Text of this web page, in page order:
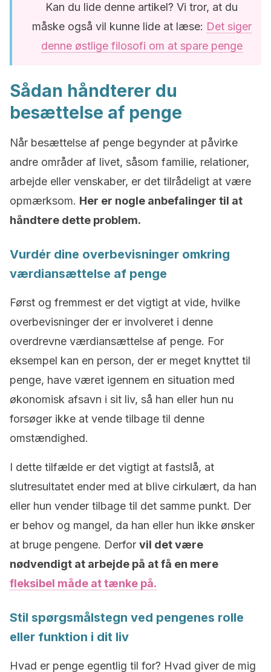
Kan du lide denne artikel? Vi tror, at du
måske også vil kunne lide at læse: Det siger
denne østlige filosofi om at spare penge
Sådan håndterer du
besættelse af penge
Når besættelse af penge begynder at påvirke
andre områder af livet, såsom familie, relationer,
arbejde eller venskaber, er det tilrådeligt at være
opmærksom. Her er nogle anbefalinger til at
håndtere dette problem.
Vurdér dine overbevisninger omkring
værdiansættelse af penge
Først og fremmest er det vigtigt at vide, hvilke
overbevisninger der er involveret i denne
overdrevne værdiansættelse af penge. For
eksempel kan en person, der er meget knyttet til
penge, have været igennem en situation med
økonomisk afsavn i sit liv, så han eller hun nu
forsøger ikke at vende tilbage til denne
omstændighed.
I dette tilfælde er det vigtigt at fastslå, at
slutresultatet ender med at blive cirkulært, da han
eller hun vender tilbage til det samme punkt. Der
er behov og mangel, da han eller hun ikke ønsker
at bruge pengene. Derfor vil det være
nødvendigt at arbejde på at få en mere
fleksibel måde at tænke på.
Stil spørgsmålstegn ved pengenes rolle
eller funktion i dit liv
Hvad er penge egentlig til for? Hvad giver de mig